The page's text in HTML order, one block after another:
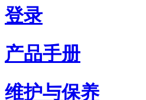
登录
产品手册
维护与保养